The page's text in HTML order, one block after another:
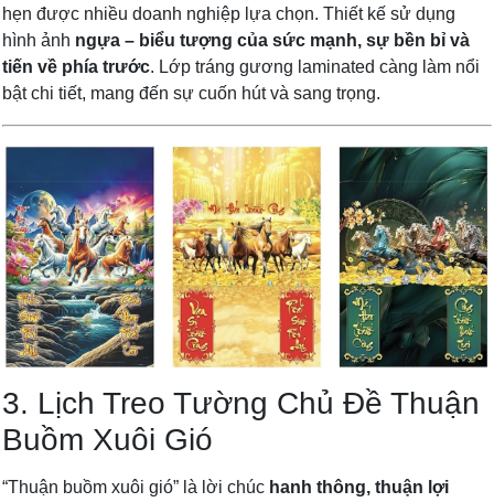
hẹn được nhiều doanh nghiệp lựa chọn. Thiết kế sử dụng
hình ảnh ngựa – biểu tượng của sức mạnh, sự bền bỉ và
tiến về phía trước. Lớp tráng gương laminated càng làm nổi
bật chi tiết, mang đến sự cuốn hút và sang trọng.
3. Lịch Treo Tường Chủ Đề Thuận
Buồm Xuôi Gió
“Thuận buồm xuôi gió” là lời chúc hanh thông, thuận lợi